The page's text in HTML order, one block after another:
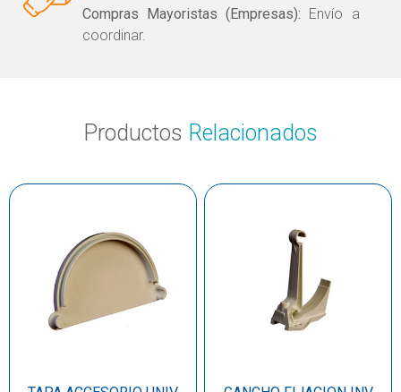
Compras Mayoristas (Empresas): Envío a
coordinar.
Productos Relacionados